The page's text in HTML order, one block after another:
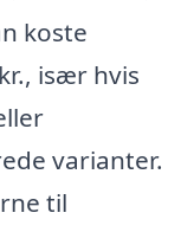
koste
især hvis
varianter.
til